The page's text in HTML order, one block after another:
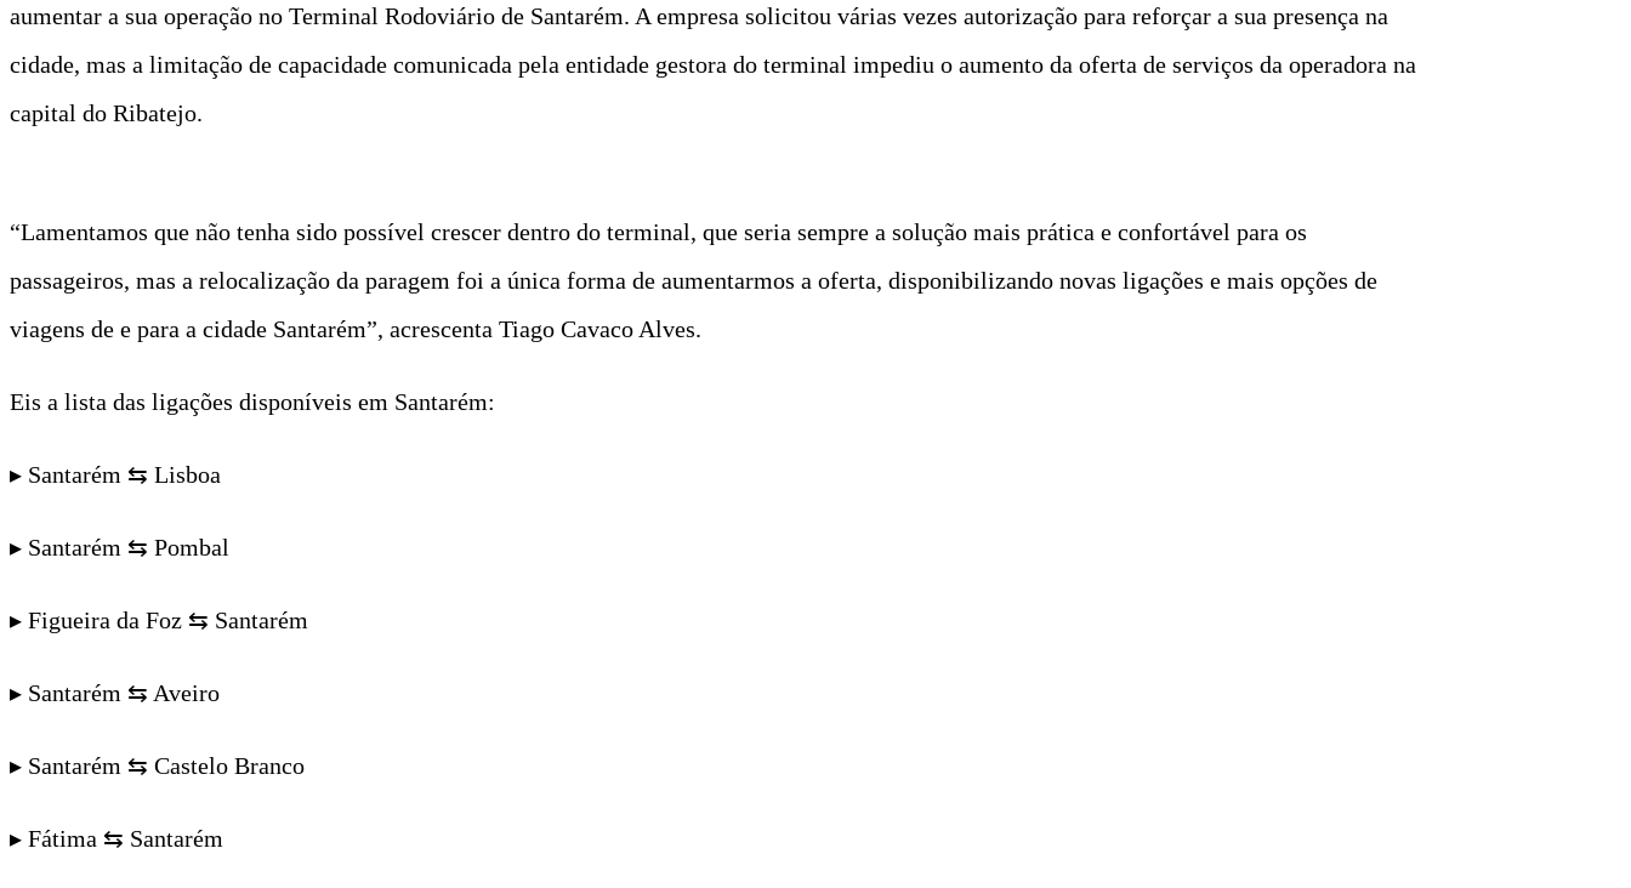
aumentar a sua operação no Terminal Rodoviário de Santarém. A empresa solicitou várias vezes autorização para reforçar a sua presença na
cidade, mas a limitação de capacidade comunicada pela entidade gestora do terminal impediu o aumento da oferta de serviços da operadora na
capital do Ribatejo.
“Lamentamos que não tenha sido possível crescer dentro do terminal, que seria sempre a solução mais prática e confortável para os
passageiros, mas a relocalização da paragem foi a única forma de aumentarmos a oferta, disponibilizando novas ligações e mais opções de
viagens de e para a cidade Santarém”, acrescenta Tiago Cavaco Alves.
Eis a lista das ligações disponíveis em Santarém:
▸ Santarém ⇆ Lisboa
▸ Santarém ⇆ Pombal
▸ Figueira da Foz ⇆ Santarém
▸ Santarém ⇆ Aveiro
▸ Santarém ⇆ Castelo Branco
▸ Fátima ⇆ Santarém